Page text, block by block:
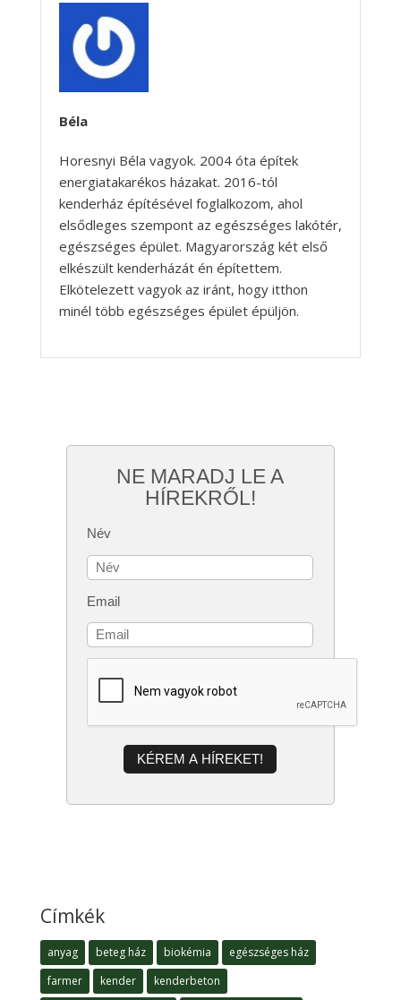
Béla
Horesnyi Béla vagyok. 2004 óta építek
energiatakarékos házakat. 2016-tól
kenderház építésével foglalkozom, ahol
elsődleges szempont az egészséges lakótér,
egészséges épület. Magyarország két első
elkészült kenderházát én építettem.
Elkötelezett vagyok az iránt, hogy itthon
minél több egészséges épület épüljön.
NE MARADJ LE A
HÍREKRŐL!
Név
Email
KÉREM A HÍREKET!
Címkék
anyag beteg ház biokémia
egészséges ház
farmer
kender
kenderbeton